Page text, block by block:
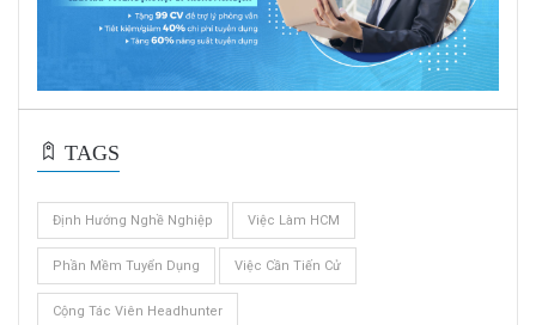
TAGS
Định Hướng Nghề Nghiệp Việc Làm HCM
Phần Mềm Tuyển Dụng Việc Cần Tiến Cử
Cộng Tác Viên Headhunter